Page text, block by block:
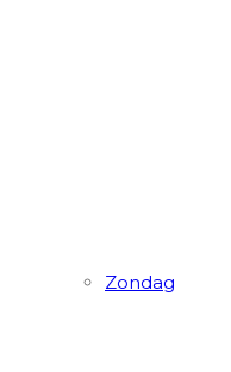
Zondag